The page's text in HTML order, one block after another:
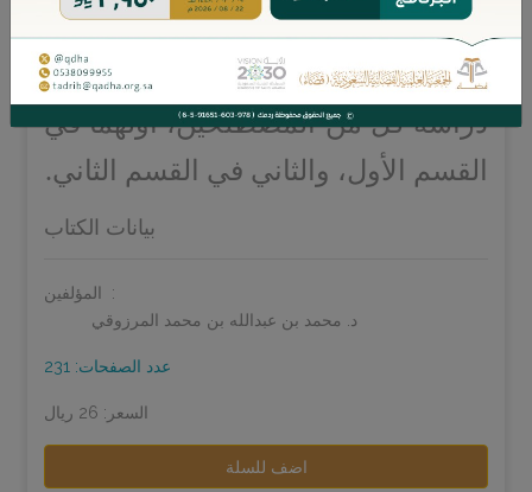
تمايزاً من حيث الصورة والضوابط
وغيرها من الأحكام، بما يستدعي
دراسة كل من المصطلحين، أولهما في
القسم الأول، والثاني في القسم الثاني.
بيانات الكتاب
المؤلفين:
د. محمد بن عبدالله بن محمد المرزوقي
عدد الصفحات: 231
السعر: 26 ريال
اضف للسلة